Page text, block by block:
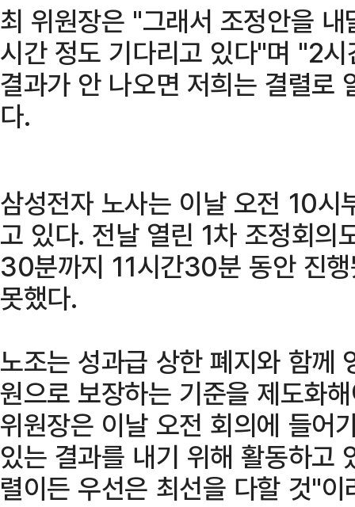
최 위원장은 "그래서 조정안을
시간 정도 기다리고 있다"며 "2
결과가 안 나오면 저희는 결렬로
다.
삼성전자 노사는 이날 오전 10
고 있다. 전날 열린 1차 조정회
30분까지 11시간30분 동안 진
못했다.
노조는 성과급 상한 폐지와 함께
원으로 보장하는 기준을 제도화
위원장은 이날 오전 회의에 들어
있는 결과를 내기 위해 활동하고
렬이든 우선은 최선을 다할 것"